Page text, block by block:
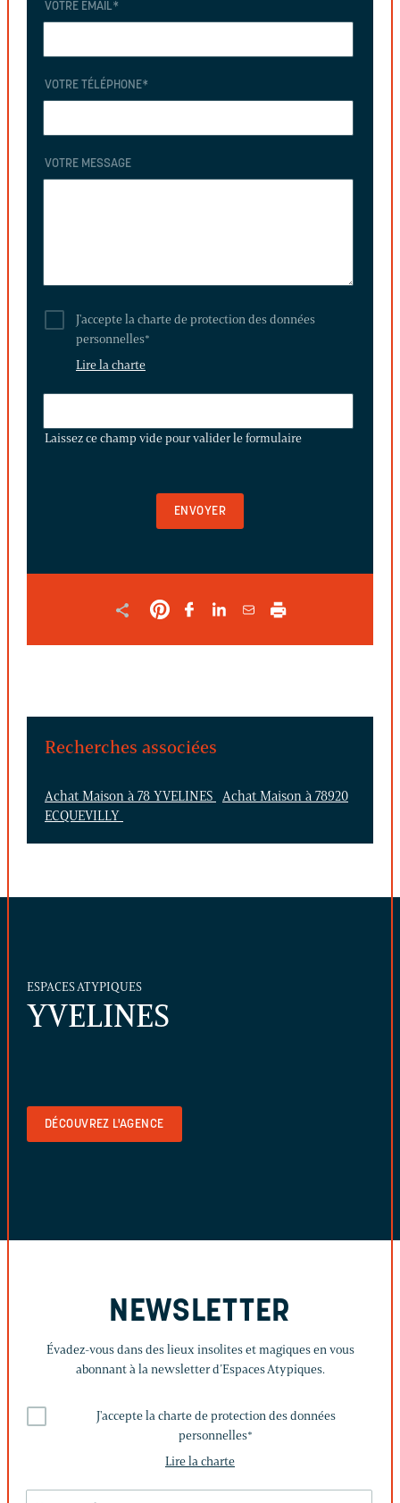
VOTRE EMAIL*
VOTRE TÉLÉPHONE*
VOTRE MESSAGE
J'accepte la charte de protection des données
personnelles*
Lire la charte
CHAMP
Laissez ce champ vide pour valider le formulaire
Recherches associées
Achat Maison à 78 YVELINES
Achat Maison à 78920
ECQUEVILLY
ESPACES ATYPIQUES
YVELINES
DÉCOUVREZ L'AGENCE
NEWSLETTER
Évadez-vous dans des lieux insolites et magiques en vous
abonnant à la newsletter d’Espaces Atypiques.
J'accepte la charte de protection des données
personnelles*
Lire la charte